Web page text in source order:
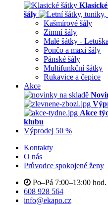
šály
Kašmírové šály
Zimní šály
Malé šátky - Letuška
Pončo a maxi šály
Pánské šály
Multifunkční šátky
Rukavice a čepice
Akce
Akce
klubu
Výprodej 50 %
Kontakty
O nás
Průvodce spokojené ženy
Po–Pá 7:00–13:00 hod.
608 928 564
info@ekapo.cz